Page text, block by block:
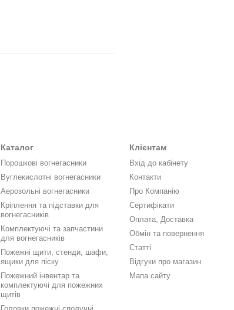
Каталог
Порошкові вогнегасники
Вуглекислотні вогнегасники
Аерозольні вогнегасники
Кріплення та підставки для
вогнегасників
Комплектуючі та запчастини
для вогнегасників
Пожежні щити, стенди, шафи,
ящики для піску
Пожежний інвентар та
комплектуючі для пожежних
щитів
Клієнтам
Вхід до кабінету
Контакти
Про Компанію
Сертифікати
Оплата, Доставка
Обмін та повернення
Статті
Відгуки про магазин
Мапа сайту